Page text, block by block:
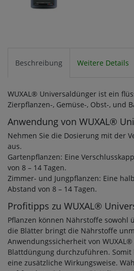
Beschreibung Weitere Details
WUXAL® Universaldünger ist ein
Zierpflanzen-, Gemüse-, Obst-, und
Anwendung von WUXAL®
Nehmen Sie die Dosierung mit der
aus.
Gartenpflanzen: Eine
von 8 – 14 Tagen.
Zimmer- und Jungpflanzen: Eine
Abstand von 8 – 14 Tagen.
Profitipps zu WUXAL®
Pflanzen können Nährstoffe
die Blätter bringt die Nährstoffe
Anwendungssicherheit von
Blattdüngung durchzuführen.
eine zusätzliche Wirkungsweise.